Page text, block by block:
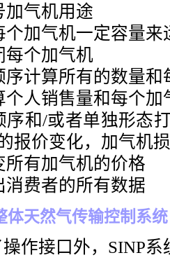
加气机用途
个加气机一定容量来
每个加气机
序计算所有的数量和
个人销售量和每个加
序和/或者单独形态
报价变化，加气机
所有加气机的价格
消费者的所有数据
体天然气传输控制系统
接口外， SINP系